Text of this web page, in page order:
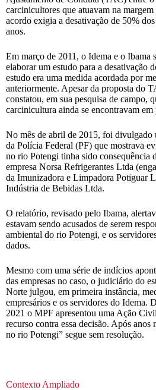
carcinicultores que atuavam na
acordo exigia a desativação de 50%
anos.
Em março de 2011, o Idema e o Ibama
elaborar um estudo para a desativação
estudo era uma medida acordada por
anteriormente. Apesar da proposta do
constatou, em sua pesquisa de campo,
carcinicultura ainda se encontravam
No mês de abril de 2015, foi divulgado
da Polícia Federal (PF) que mostrava
no rio Potengi tinha sido consequência
empresa Norsa Refrigerantes Ltda
da Imunizadora e Limpadora Potiguar
Indústria de Bebidas Ltda.
O relatório, revisado pelo Ibama,
estavam sendo acusados de serem
ambiental do rio Potengi, e os
dados.
Mesmo com uma série de indícios
das empresas no caso, o judiciário do
Norte julgou, em primeira instância,
empresários e os servidores do Idema.
2021 o MPF apresentou uma Ação
recurso contra essa decisão. Após anos
no rio Potengi” segue sem resolução.
Contexto Ampliado